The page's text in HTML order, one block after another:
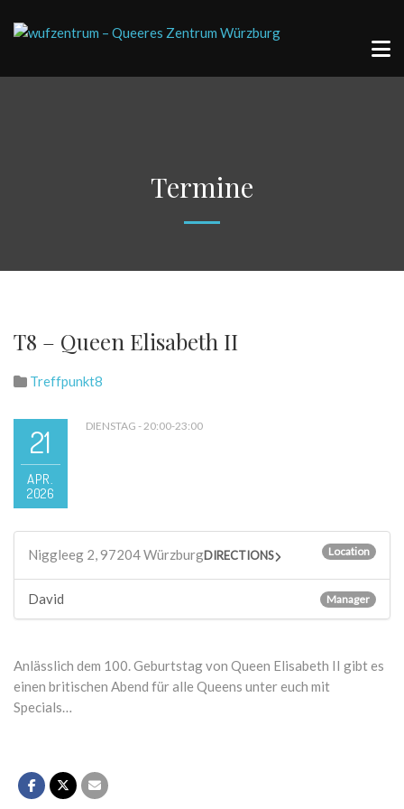
Termine
T8 – Queen Elisabeth II
Treffpunkt8
21
APR.
2026
DIENSTAG - 20:00-23:00
Niggleeg 2, 97204 Würzburg Location
DIRECTIONS
David Manager
Anlässlich dem 100. Geburtstag von Queen Elisabeth II gibt es
einen britischen Abend für alle Queens unter euch mit
Specials…